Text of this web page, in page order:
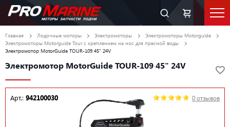
Главная Лодочные моторы Электромоторы
Электромоторы Motorguide
Электромоторы Motorguide Tour c креплением на нос для пресной воды
Электромотор MotorGuide TOUR-109 45" 24V
Электромотор MotorGuide TOUR-109 45" 24V
Арт.: 942100030 0 отзывов